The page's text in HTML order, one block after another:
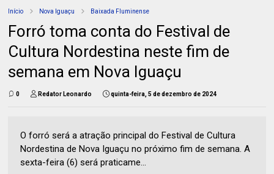
Início Nova Iguaçu Baixada Fluminense
Forró toma conta do Festival de
Cultura Nordestina neste fim de
semana em Nova Iguaçu
0 Redator Leonardo quinta-feira, 5 de dezembro de 2024
O forró será a atração principal do Festival de Cultura
Nordestina de Nova Iguaçu no próximo fim de semana. A
sexta-feira (6) será praticame...